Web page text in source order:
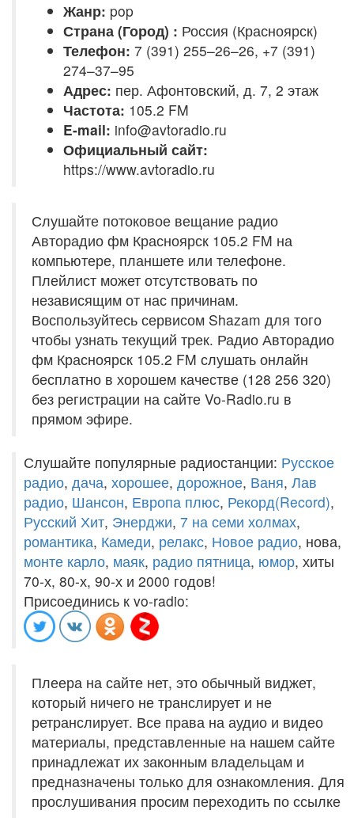
Жанр: pop
Страна (Город) : Россия (Красноярск)
Телефон: 7 (391) 255–26–26, +7 (391)
274–37–95
Адрес: пер. Афонтовский, д. 7, 2 этаж
Частота: 105.2 FM
E-mail: info@avtoradio.ru
Официальный сайт:
https://www.avtoradio.ru
Слушайте потоковое вещание радио
Авторадио фм Красноярск 105.2 FM на
компьютере, планшете или телефоне.
Плейлист может отсутствовать по
независящим от нас причинам.
Воспользуйтесь сервисом Shazam для того
чтобы узнать текущий трек. Радио Авторадио
фм Красноярск 105.2 FM слушать онлайн
бесплатно в хорошем качестве (128 256 320)
без регистрации на сайте Vo-Radio.ru в
прямом эфире.
Слушайте популярные радиостанции: Русское
радио, дача, хорошее, дорожное, Ваня, Лав
радио, Шансон, Европа плюс, Рекорд(Record),
Русский Хит, Энерджи, 7 на семи холмах,
романтика, Камеди, релакс, Новое радио, нова,
монте карло, маяк, радио пятница, юмор, хиты
70-х, 80-х, 90-х и 2000 годов!
Присоединись к vo-radio:
Плеера на сайте нет, это обычный виджет,
который ничего не транслирует и не
ретранслирует. Все права на аудио и видео
материалы, представленные на нашем сайте
принадлежат их законным владельцам и
предназначены только для ознакомления. Для
прослушивания просим переходить по ссылке